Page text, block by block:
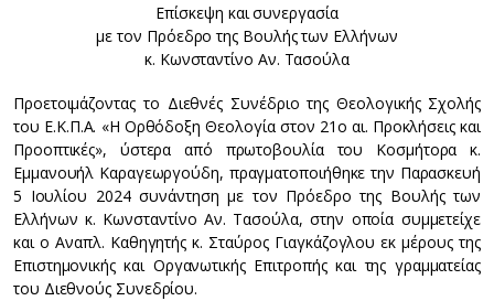
Επίσκεψη και συνεργασία
με τον Πρόεδρο της Βουλής των Ελλήνων
κ. Κωνσταντίνο Αν. Τασούλα
Προετοιμάζοντας το Διεθνές Συνέδριο της Θεολογικής Σχολής
του Ε.Κ.Π.Α. «Η Ορθόδοξη Θεολογία στον 21ο αι. Προκλήσεις και
Προοπτικές», ύστερα από πρωτοβουλία του Κοσμήτορα κ.
Εμμανουήλ Καραγεωργούδη, πραγματοποιήθηκε την Παρασκευή
5 Ιουλίου 2024 συνάντηση με τον Πρόεδρο της Βουλής των
Ελλήνων κ. Κωνσταντίνο Αν. Τασούλα, στην οποία συμμετείχε
και ο Αναπλ. Καθηγητής κ. Σταύρος Γιαγκάζογλου εκ μέρους της
Επιστημονικής και Οργανωτικής Επιτροπής και της γραμματείας
του Διεθνούς Συνεδρίου.